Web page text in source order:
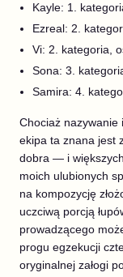
Kayle: 1.
Ezreal: 2.
Vi: 2. kategoria,
Sona: 3.
Samira: 4.
Chociaż nazywanie
ekipa ta znana jest
dobra — i
moich ulubionych
na kompozycję
uczciwą porcją
prowadzącego
progu egzekucji
oryginalnej załogi